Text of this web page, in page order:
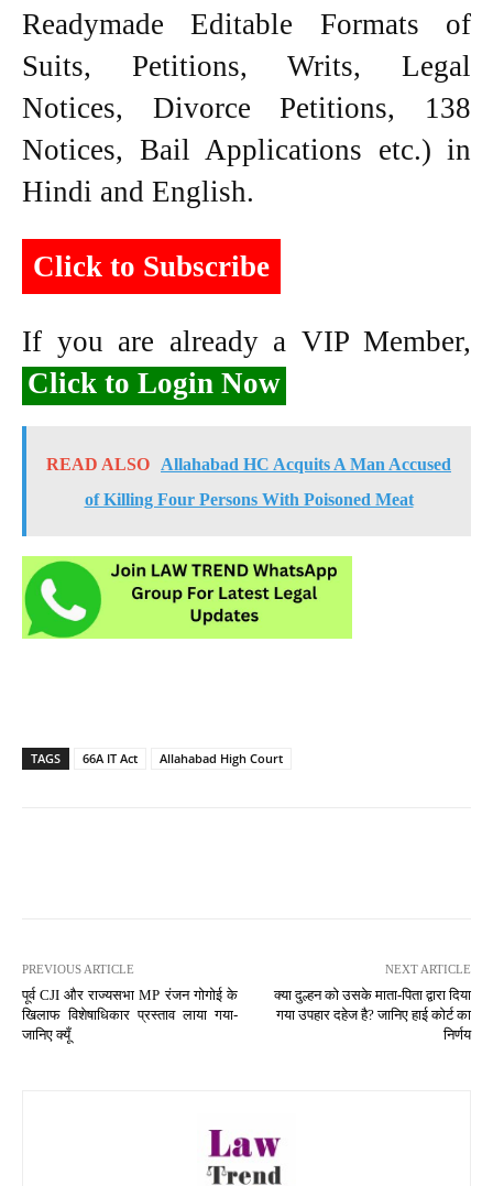
Readymade Editable Formats of
Suits, Petitions, Writs, Legal
Notices, Divorce Petitions, 138
Notices, Bail Applications etc.) in
Hindi and English.
Click to Subscribe
If you are already a VIP Member,
Click to Login Now
READ ALSO
Allahabad HC Acquits A Man Accused
of Killing Four Persons With Poisoned Meat
TAGS 66A IT Act Allahabad High Court
PREVIOUS ARTICLE
पूर्व CJI और राज्यसभा MP रंजन गोगोई के
खिलाफ विशेषाधिकार प्रस्ताव लाया गया-
जानिए क्यूँ
NEXT ARTICLE
क्या दुल्हन को उसके माता-पिता द्वारा दिया
गया उपहार दहेज है? जानिए हाई कोर्ट का
निर्णय